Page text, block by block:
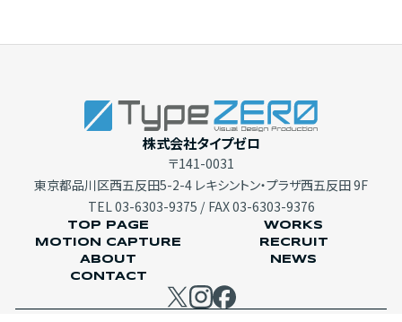
株式会社タイプゼロ
〒141-0031
東京都品川区西五反田5-2-4 レキシントン・プラザ西五反田 9F
TEL03-6303-9375 / FAX 03-6303-9376
TOP PAGE
WORKS
MOTION CAPTURE
RECRUIT
ABOUT
NEWS
CONTACT